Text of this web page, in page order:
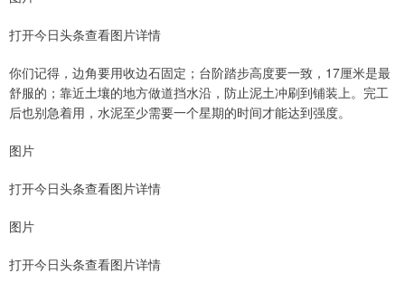
打开今日头条查看图片详情
你们记得，边角要用收边石固定；台阶踏步高度要一致，17厘米是最
舒服的；靠近土壤的地方做道挡水沿，防止泥土冲刷到铺装上。完工
后也别急着用，水泥至少需要一个星期的时间才能达到强度。
图片
打开今日头条查看图片详情
图片
打开今日头条查看图片详情